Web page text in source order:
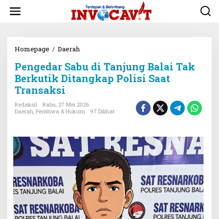
Homepage / Daerah
n
g
e
a
r
b
u
d
i
T
a
n
j
u
Pengedar Sabu di Tanjung Balai Tak
Berkutik Ditangkap Polisi Saat
Transaksi
Redaksi1
Rabu, 27 Mei 2026
Daerah, Peristiwa & Hukum 97 Dilihat